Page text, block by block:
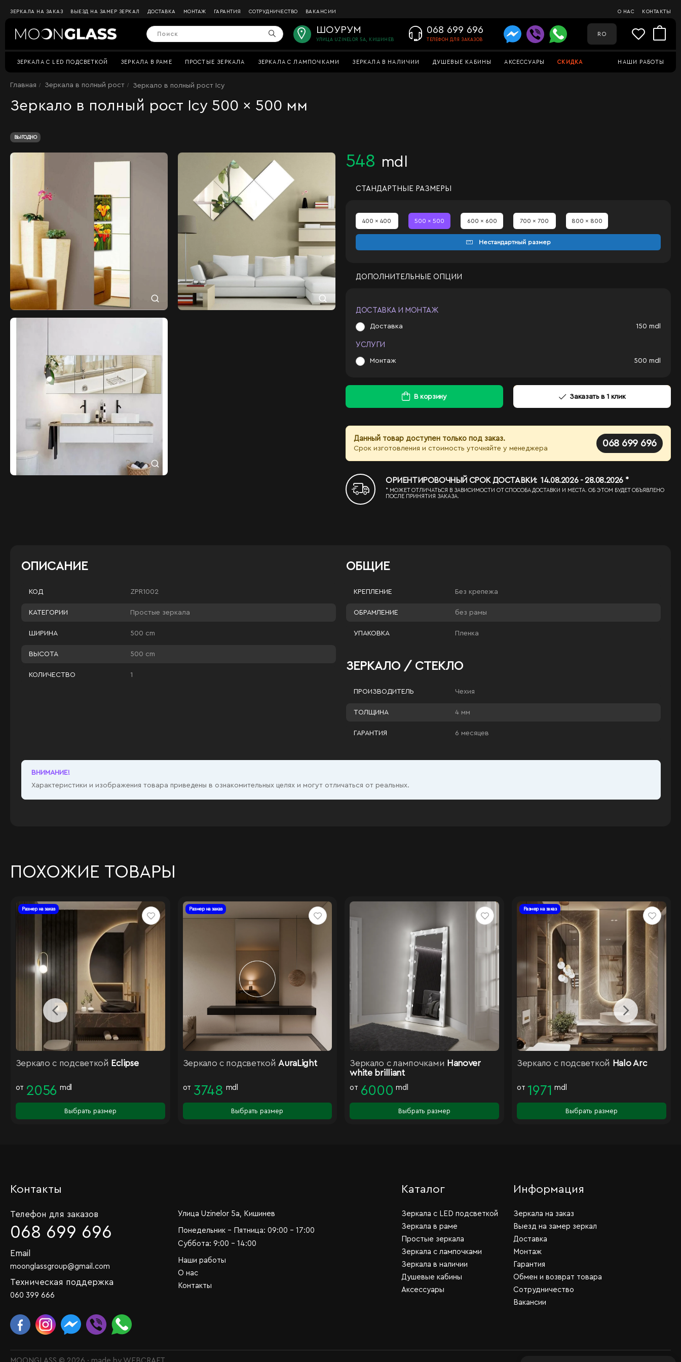
ЗЕРКАЛА НА ЗАКАЗ ВЫЕЗД НА ЗАМЕР ЗЕРКАЛ ДОСТАВКА МОНТАЖ ГАРАНТИЯ СОТРУДНИЧЕСТВО ВАКАНСИИ О НАС КОНТАКТЫ
ШОУРУМ
УЛИЦА UZINELOR 5A, КИШИНЕВ
068 699 696
ТЕЛЕФОН ДЛЯ ЗАКАЗОВ
RO
ЗЕРКАЛА C LED ПОДСВЕТКОЙ ЗЕРКАЛА В РАМЕ ПРОСТЫЕ ЗЕРКАЛА ЗЕРКАЛА С ЛАМПОЧКАМИ ЗЕРКАЛА В НАЛИЧИИ ДУШЕВЫЕ КАБИНЫ АКСЕССУАРЫ СКИДКА НАШИ РАБОТЫ
Главная Зеркала в полный рост Зеркало в полный рост Icy
Зеркало в полный рост Icy 500 x 500 мм
ВЫГОДНО
548 mdl
СТАНДАРТНЫЕ РАЗМЕРЫ
400 x 400 500 x 500 600 x 600 700 x 700 800 x 800
Нестандартный размер
ДОПОЛНИТЕЛЬНЫЕ ОПЦИИ
ДОСТАВКА И МОНТАЖ
Доставка 150 mdl
УСЛУГИ
Монтаж 500 mdl
В корзину Заказать в 1 клик
Данный товар доступен только под заказ.
Срок изготовления и стоимость уточняйте у менеджера 068 699 696
ОРИЕНТИРОВОЧНЫЙ СРОК ДОСТАВКИ: 14.08.2026 - 28.08.2026 *
* МОЖЕТ ОТЛИЧАТЬСЯ В ЗАВИСИМОСТИ ОТ СПОСОБА ДОСТАВКИ И МЕСТА. ОБ ЭТОМ БУДЕТ ОБЪЯВЛЕНО
ПОСЛЕ ПРИНЯТИЯ ЗАКАЗА.
ОПИСАНИЕ
КОД ZPR1002
КАТЕГОРИИ Простые зеркала
ШИРИНА 500 cm
ВЫСОТА 500 cm
КОЛИЧЕСТВО 1
ОБЩИЕ
КРЕПЛЕНИЕ Без крепежа
ОБРАМЛЕНИЕ без рамы
УПАКОВКА Пленка
ЗЕРКАЛО / СТЕКЛО
ПРОИЗВОДИТЕЛЬ Чехия
ТОЛЩИНА 4 мм
ГАРАНТИЯ 6 месяцев
ВНИМАНИЕ!
Характеристики и изображения товара приведены в ознакомительных целях и могут отличаться от реальных.
ПОХОЖИЕ ТОВАРЫ
Размер на заказ
Зеркало с подсветкой Eclipse
от 2056 mdl
Выбрать размер
Размер на заказ
Зеркало с подсветкой AuraLight
от 3748 mdl
Выбрать размер
Зеркало с лампочками Hanover
white brilliant
от 6000 mdl
Выбрать размер
Размер на заказ
Зеркало с подсветкой Halo Arc
от 1971 mdl
Выбрать размер
Контакты
Телефон для заказов
068 699 696
Email
moonglassgroup@gmail.com
Техническая поддержка
060 399 666
Улица Uzinelor 5a, Кишинев
Понедельник - Пятница: 09:00 - 17:00
Суббота: 9:00 - 14:00
Наши работы
О нас
Контакты
Каталог
Зеркала c LED подсветкой
Зеркала в раме
Простые зеркала
Зеркала с лампочками
Зеркала в наличии
Душевые кабины
Аксессуары
Информация
Зеркала на заказ
Выезд на замер зеркал
Доставка
Монтаж
Гарантия
Обмен и возврат товара
Сотрудничество
Вакансии